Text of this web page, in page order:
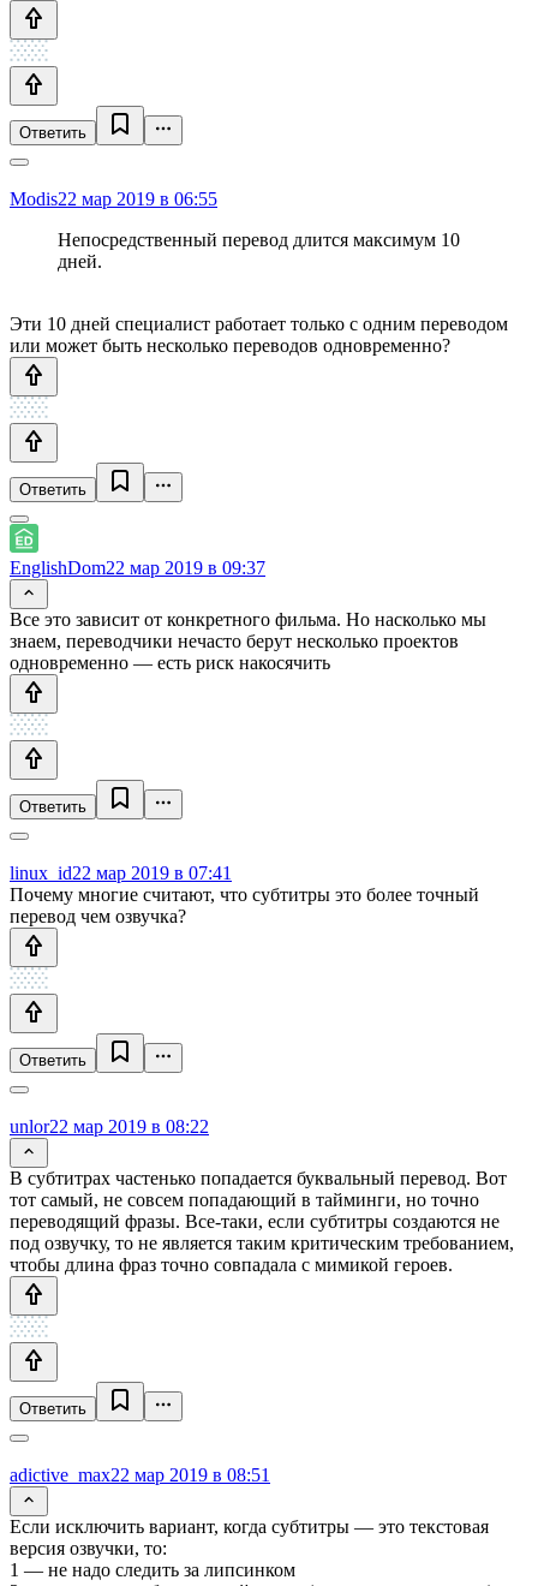
Ответить
Modis22 мар 2019 в 06:55
Непосредственный перевод длится максимум 10
дней.
Эти 10 дней специалист работает только с одним переводом
или может быть несколько переводов одновременно?
Ответить
EnglishDom22 мар 2019 в 09:37
Все это зависит от конкретного фильма. Но насколько мы
знаем, переводчики нечасто берут несколько проектов
одновременно — есть риск накосячить
Ответить
linux_id22 мар 2019 в 07:41
Почему многие считают, что субтитры это более точный
перевод чем озвучка?
Ответить
unlor22 мар 2019 в 08:22
В субтитрах частенько попадается буквальный перевод. Вот
тот самый, не совсем попадающий в тайминги, но точно
переводящий фразы. Все-таки, если субтитры создаются не
под озвучку, то не является таким критическим требованием,
чтобы длина фраз точно совпадала с мимикой героев.
Ответить
adictive_max22 мар 2019 в 08:51
Если исключить вариант, когда субтитры — это текстовая
версия озвучки, то:
1 — не надо следить за липсинком